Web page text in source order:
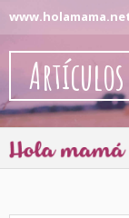
Artículos